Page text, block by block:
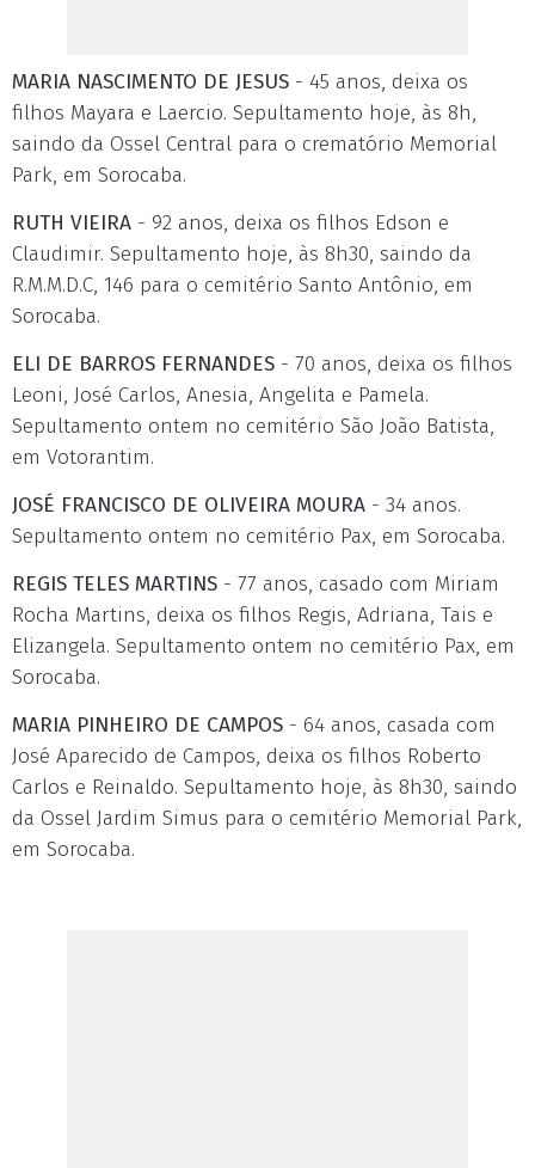
MARIA NASCIMENTO DE JESUS - 45 anos, deixa os
filhos Mayara e Laercio. Sepultamento hoje, às 8h,
saindo da Ossel Central para o crematório Memorial
Park, em Sorocaba.
RUTH VIEIRA - 92 anos, deixa os filhos Edson e
Claudimir. Sepultamento hoje, às 8h30, saindo da
R.M.M.D.C, 146 para o cemitério Santo Antônio, em
Sorocaba.
ELI DE BARROS FERNANDES - 70 anos, deixa os filhos
Leoni, José Carlos, Anesia, Angelita e Pamela.
Sepultamento ontem no cemitério São João Batista,
em Votorantim.
JOSÉ FRANCISCO DE OLIVEIRA MOURA - 34 anos.
Sepultamento ontem no cemitério Pax, em Sorocaba.
REGIS TELES MARTINS - 77 anos, casado com Miriam
Rocha Martins, deixa os filhos Regis, Adriana, Tais e
Elizangela. Sepultamento ontem no cemitério Pax, em
Sorocaba.
MARIA PINHEIRO DE CAMPOS - 64 anos, casada com
José Aparecido de Campos, deixa os filhos Roberto
Carlos e Reinaldo. Sepultamento hoje, às 8h30, saindo
da Ossel Jardim Simus para o cemitério Memorial Park,
em Sorocaba.